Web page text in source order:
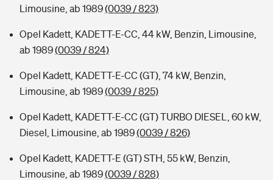
Limousine, ab 1989(0039 / 823)
Opel Kadett, KADETT-E-CC, 44 kW, Benzin, Limousine,
ab 1989(0039 / 824)
Opel Kadett, KADETT-E-CC (GT), 74 kW, Benzin,
Limousine, ab 1989(0039 / 825)
Opel Kadett, KADETT-E-CC (GT) TURBO DIESEL, 60 kW,
Diesel, Limousine, ab 1989(0039 / 826)
Opel Kadett, KADETT-E (GT) STH, 55 kW, Benzin,
Limousine, ab 1989(0039 / 828)